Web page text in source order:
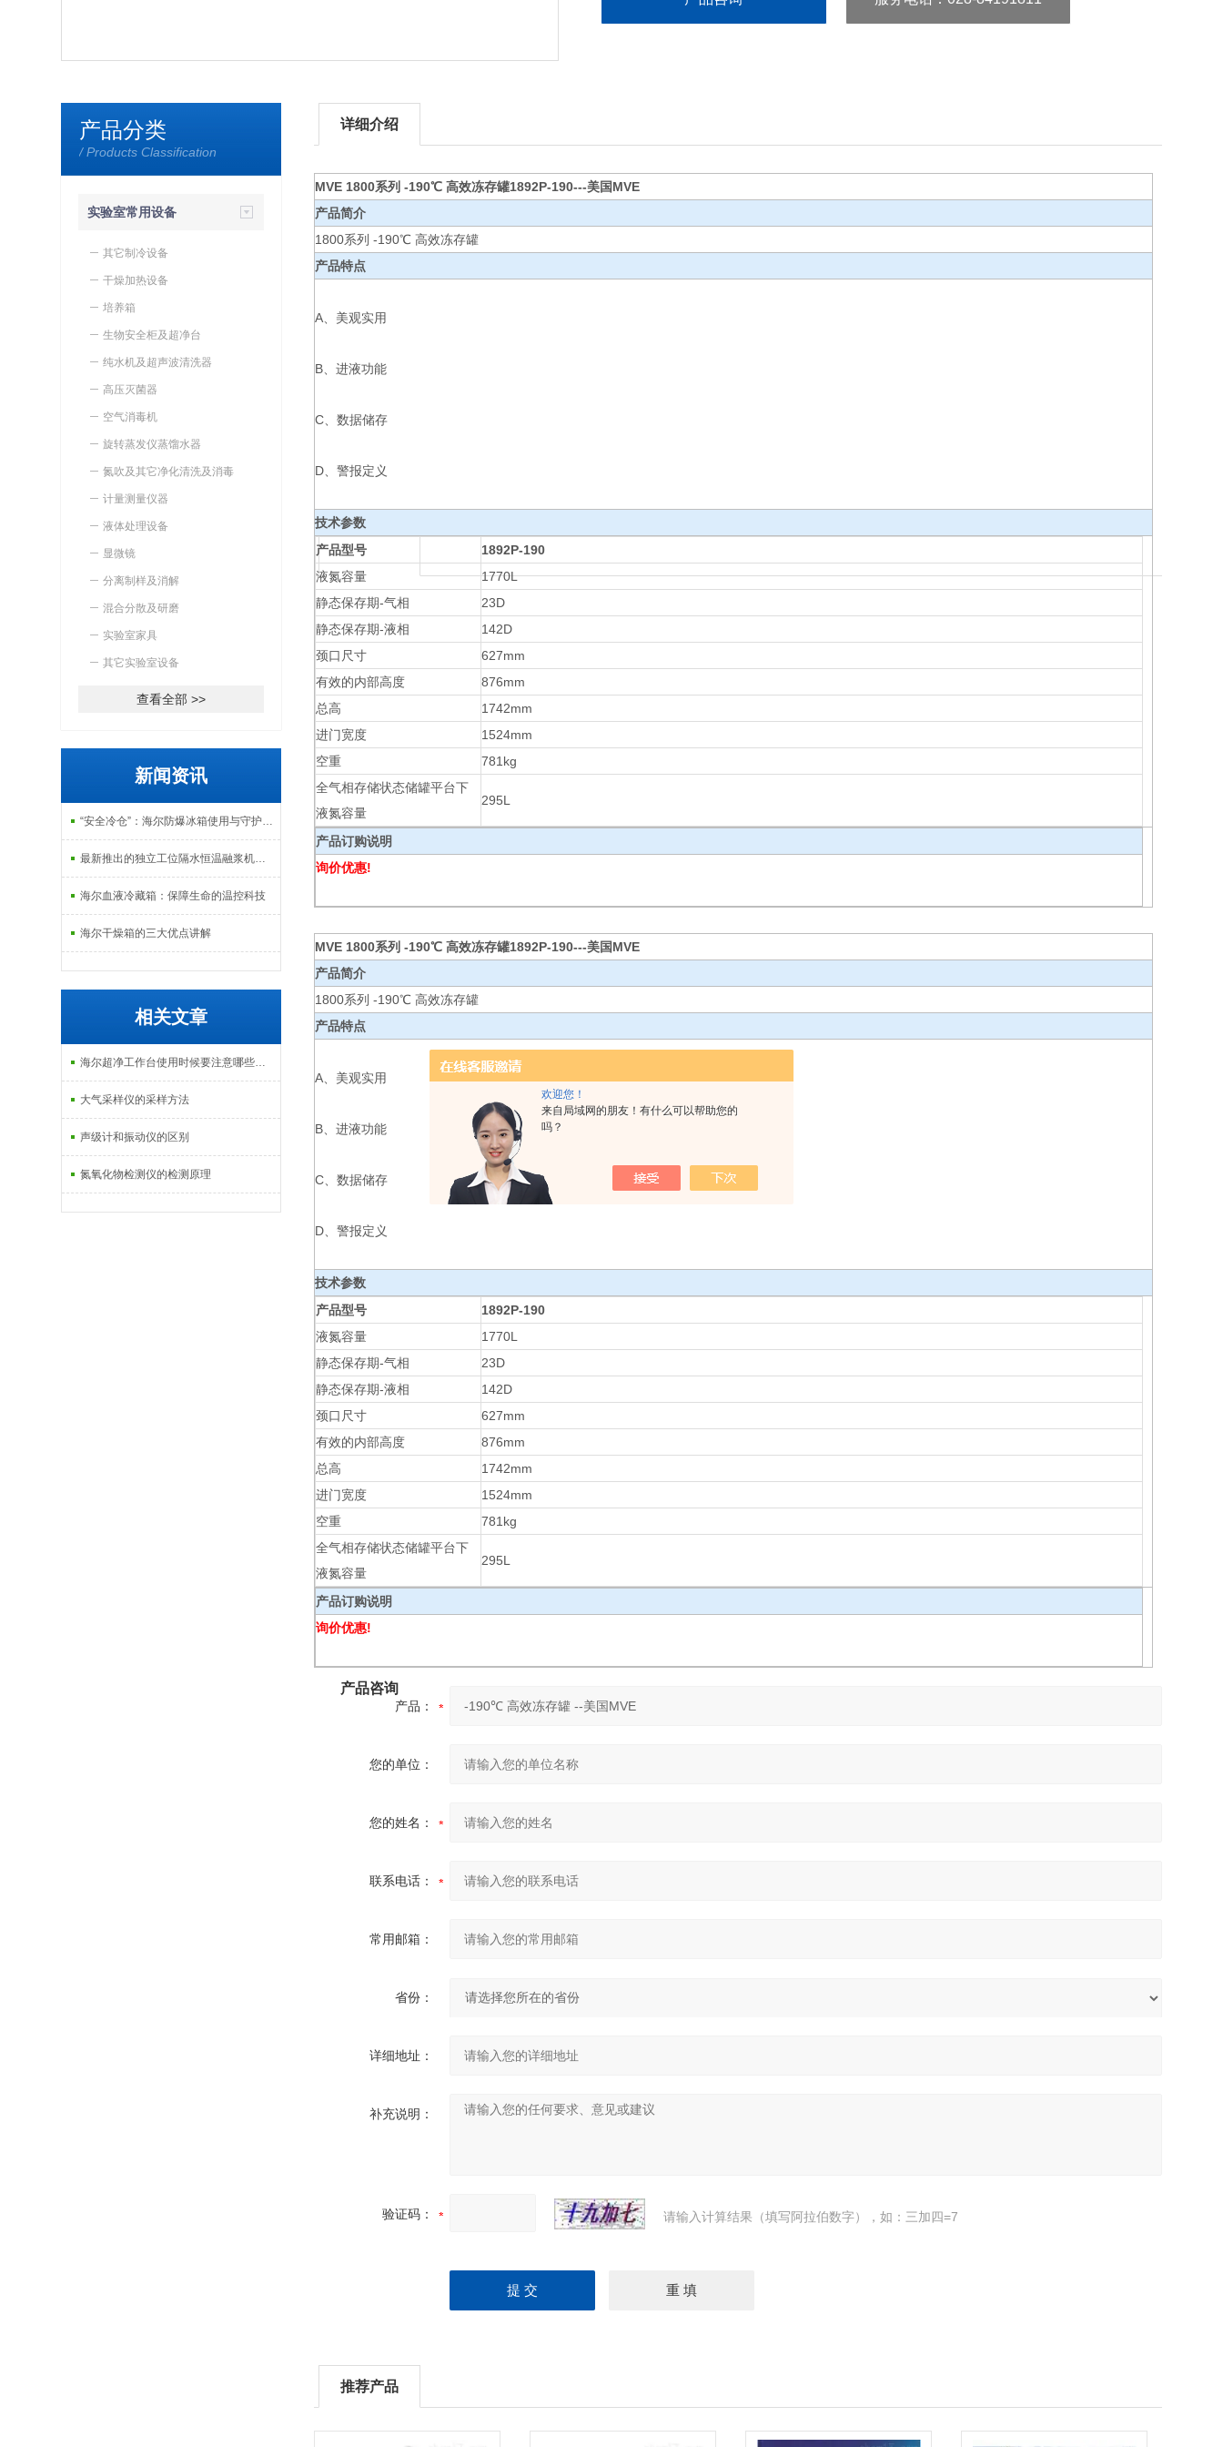
欢迎您！
来自局域网的朋友！有什么可以帮助您的
吗？
产品分类
/ Products Classification
实验室常用设备
其它制冷设备
干燥加热设备
培养箱
生物安全柜及超净台
纯水机及超声波清洗器
高压灭菌器
空气消毒机
旋转蒸发仪蒸馏水器
氮吹及其它净化清洗及消毒
计量测量仪器
液体处理设备
显微镜
分离制样及消解
混合分散及研磨
实验室家具
其它实验室设备
查看全部 >>
新闻资讯
“安全冷仓”：海尔防爆冰箱使用与守护指南
最新推出的独立工位隔水恒温融浆机产品系列
海尔血液冷藏箱：保障生命的温控科技
海尔干燥箱的三大优点讲解
相关文章
海尔超净工作台使用时候要注意哪些呢？
大气采样仪的采样方法
声级计和振动仪的区别
氮氧化物检测仪的检测原理
详细介绍
MVE 1800系列 -190℃ 高效冻存罐1892P-190---美国MVE
产品简介
1800系列 -190℃ 高效冻存罐
产品特点
A、美观实用
B、进液功能
C、数据储存
D、警报定义
技术参数
产品型号
1892P-190
液氮容量
1770L
静态保存期-气相
23D
静态保存期-液相
142D
颈口尺寸
627mm
有效的内部高度
876mm
总高
1742mm
进门宽度
1524mm
空重
781kg
全气相存储状态储罐平台下
液氮容量
295L
产品订购说明
询价优惠!
MVE 1800系列 -190℃ 高效冻存罐1892P-190---美国MVE
产品简介
1800系列 -190℃ 高效冻存罐
产品特点
A、美观实用
B、进液功能
C、数据储存
D、警报定义
技术参数
产品型号
1892P-190
液氮容量
1770L
静态保存期-气相
23D
静态保存期-液相
142D
颈口尺寸
627mm
有效的内部高度
876mm
总高
1742mm
进门宽度
1524mm
空重
781kg
全气相存储状态储罐平台下
液氮容量
295L
产品订购说明
询价优惠!
产品咨询
产品：
您的单位：
您的姓名：
联系电话：
常用邮箱：
省份：
详细地址：
补充说明：
验证码： 请输入计算结果（填写阿拉伯数字），如：三加四=7
推荐产品